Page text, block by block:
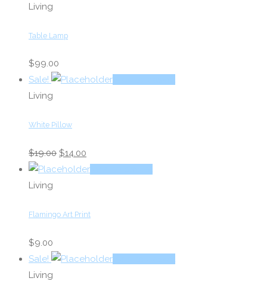
Living
Table Lamp
$99.00
Sale!
Living
White Pillow
$19.00 Original
price
$14.00
price
Living
Flamingo Art Print
$9.00
Sale!
Living